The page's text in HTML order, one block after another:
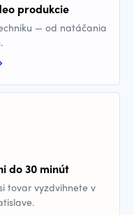
produkcie
— od natáčania
do 30 minút
tovar vyzdvihnete v